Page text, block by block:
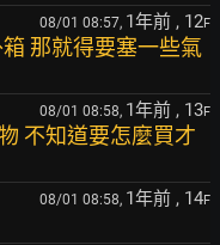
08/01 08:57, 1年前 , 12F
那就得要塞一些氣
08/01 08:58, 1年前 , 13F
不知道要怎麼買才
08/01 08:58, 1年前 , 14F